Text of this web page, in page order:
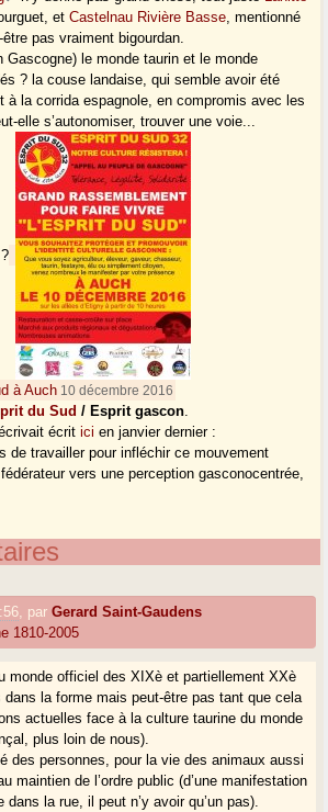
etCastelnau Rivière Basse, mentionné
pas vraiment bigourdan.
Gascogne) le monde taurin et le monde
? la couse landaise, qui semble avoir été
à la corrida espagnole, en compromis avec les
elle s’autonomiser, trouver une voie...
à Auch 10 décembre 2016
du Sud / Esprit gascon.
écritici en janvier dernier :
de travailler pour infléchir ce mouvement
vers une perception gasconocentrée,
parGerard Saint-Gaudens
1810-2005
monde officiel des XIXè et partiellement XXè
la forme mais peut-être pas tant que cela
actuelles face à la culture taurine du monde
plus loin de nous).
des personnes, pour la vie des animaux aussi
maintien de l’ordre public (d’une manifestation
la rue, il peut n’y avoir qu’un pas).